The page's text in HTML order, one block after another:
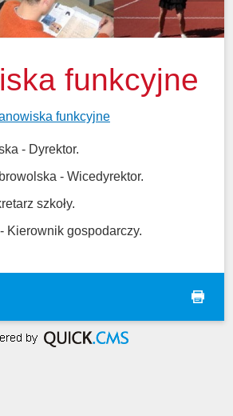
funkcyjne
funkcyjne
- Dyrektor.
- Wicedyrektor.
szkoły.
Kierownik gospodarczy.
drukuj